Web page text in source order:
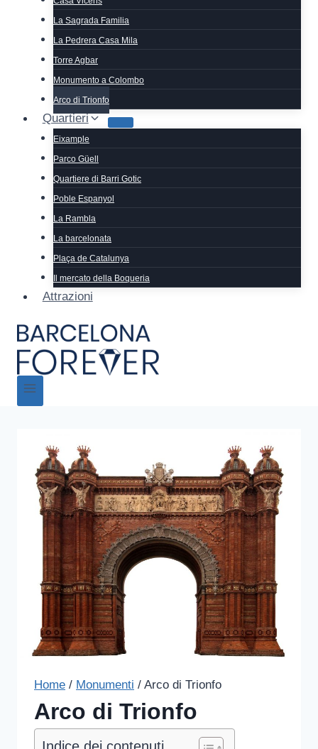
La Sagrada Familia
La Pedrera Casa Mila
Torre Agbar
Monumento a Colombo
Arco di Trionfo
Quartieri
Eixample
Parco Güell
Quartiere di Barri Gotic
Poble Espanyol
La Rambla
La barcelonata
Plaça de Catalunya
Il mercato della Boqueria
Attrazioni
Home / Monumenti / Arco di Trionfo
Arco di Trionfo